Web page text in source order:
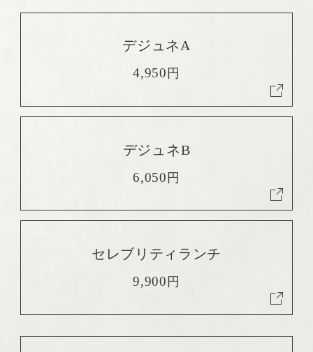
デジュネA
4,950 円
デジュネB
6,050 円
セレブリティランチ
9,900 円